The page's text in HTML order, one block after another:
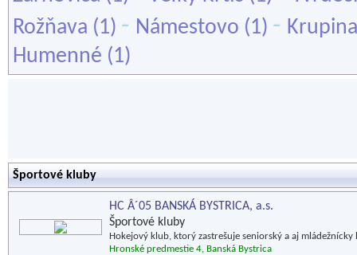
Rožňava (1) - Námestovo (1) - Krupina
Humenné (1)
Športové kluby
HC Â´05 BANSKÁ BYSTRICA, a.s.
Športové kluby
Hokejový klub, ktorý zastrešuje seniorský a aj mládežnícky
Hronské predmestie 4, Banská Bystrica